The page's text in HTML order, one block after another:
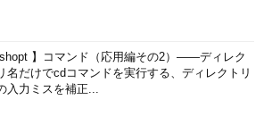
sudoers
を「sudoers」グループのメンバーから
））（
shopt 】コマンド（応用編その2）――ディレク
名だけでcdコマンドを実行する、ディレクトリ
入力ミスを補正...